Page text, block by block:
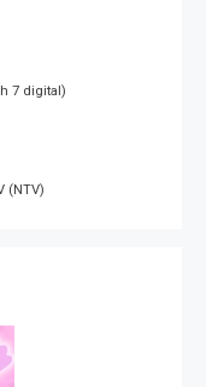
7 digital)
(NTV)